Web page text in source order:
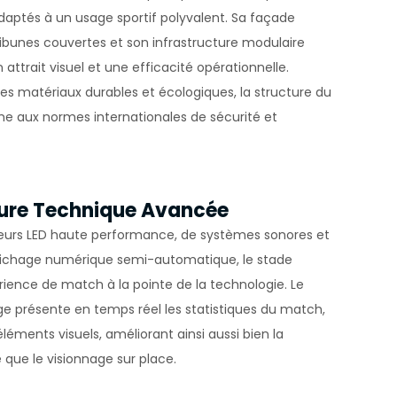
à un usage sportif polyvalent. Sa façade
couvertes et son infrastructure modulaire
attrait visuel et une efficacité opérationnelle.
matériaux durables et écologiques, la structure du
aux normes internationales de sécurité et
Technique Avancée
LED haute performance, de systèmes sonores et
numérique semi-automatique, le stade
de match à la pointe de la technologie. Le
présente en temps réel les statistiques du match,
visuels, améliorant ainsi aussi bien la
le visionnage sur place.
hata
Bu
ilgi
ve